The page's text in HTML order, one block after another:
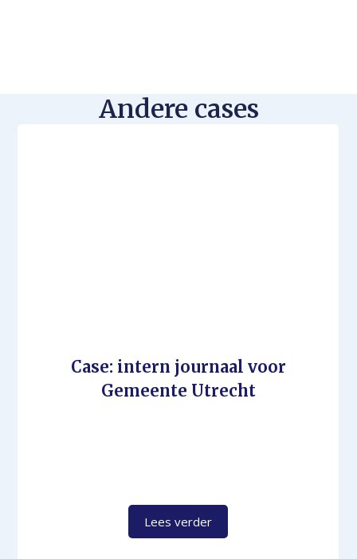
Andere cases
Case: intern journaal voor
Gemeente Utrecht
Lees verder